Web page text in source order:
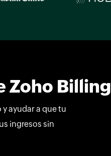
Zoho Billing
ayudar a que tu
ingresos sin